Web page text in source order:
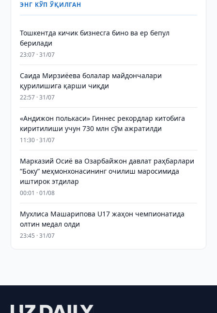
ЭНГ КЎП ЎҚИЛГАН
Тошкентда кичик бизнесга бино ва ер бепул
берилади
23:07 · 31/07
Саида Мирзиёева болалар майдончалари
қурилишига қарши чиқди
22:57 · 31/07
«Андижон полькаси» Гиннес рекордлар китобига
киритилиши учун 730 млн сўм ажратилди
11:30 · 31/07
Марказий Осиё ва Озарбайжон давлат раҳбарлари
“Боку” меҳмонхонасининг очилиш маросимида
иштирок этдилар
00:01 · 01/08
Мухлиса Машарипова U17 жаҳон чемпионатида
олтин медал олди
23:45 · 31/07